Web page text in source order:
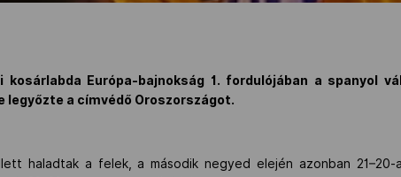
kosárlabda Európa-bajnokság 1. fordulójában a spanyol
legyőzte a címvédő Oroszországot.
haladtak a felek, a második negyed elején azonban